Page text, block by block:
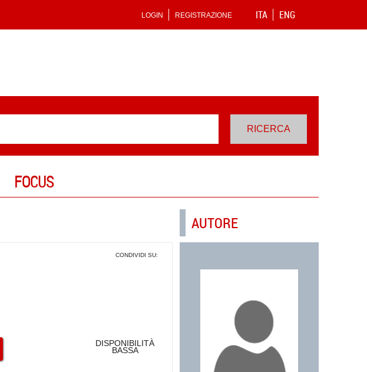
ITA ENG
LOGIN REGISTRAZIONE
FOCUS
CONDIVIDI SU:
DISPONIBILITÀ
BASSA
AUTORE